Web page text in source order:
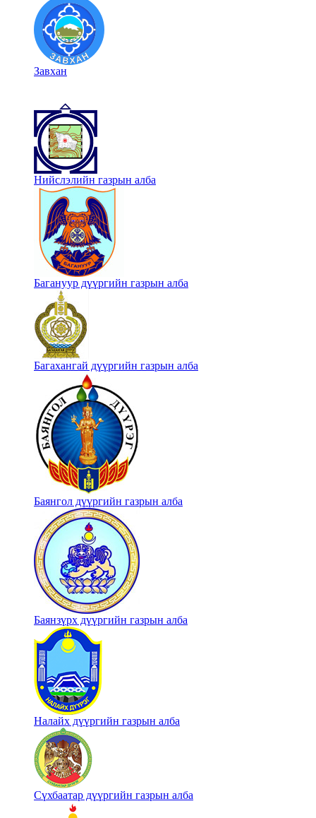
Завхан
Нийслэлийн газрын алба
Багануур дүүргийн газрын алба
Багахангай дүүргийн газрын алба
Баянгол дүүргийн газрын алба
Баянзүрх дүүргийн газрын алба
Налайх дүүргийн газрын алба
Сүхбаатар дүүргийн газрын алба